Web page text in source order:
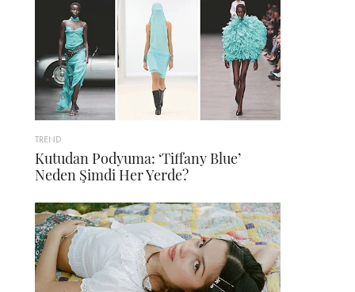
TREND
Kutudan Podyuma: ‘Tiffany Blue’
Neden Şimdi Her Yerde?